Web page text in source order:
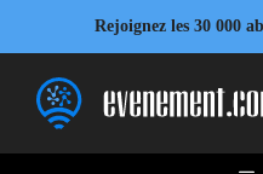
contenu
Rejoignez les 30 000